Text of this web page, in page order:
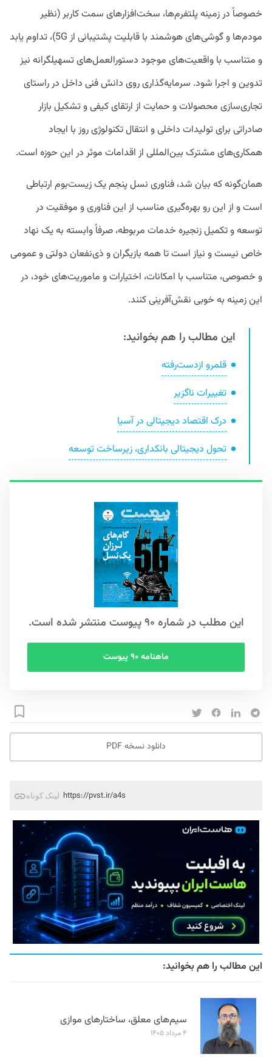
خصوصاً در زمینه پلتفرم‌ها، سخت‌افزارهای سمت کاربر (نظیر
مودم‌ها و گوشی‌های هوشمند با قابلیت پشتیبانی از 5G)، تداوم یابد
و متناسب با واقعیت‌های موجود دستورالعمل‌های تسهیلگرانه نیز
تدوین و اجرا شود. سرمایه‌گذاری روی دانش فنی داخل در راستای
تجاری‌سازی محصولات و حمایت از ارتقای کیفی و تشکیل بازار
صادراتی برای تولیدات داخلی و انتقال تکنولوژی روز با ایجاد
همکاری‌های مشترک بین‌المللی از اقدامات موثر در این حوزه است.
همان‌گونه که بیان شد، فناوری نسل پنجم یک زیست‌بوم ارتباطی
است و از این رو بهره‌گیری مناسب از این فناوری و موفقیت در
توسعه و تکمیل زنجیره خدمات مربوطه، صرفاً وابسته به یک نهاد
خاص نیست و نیاز است تا همه بازیگران و ذی‌نفعان دولتی و عمومی
و خصوصی، متناسب با امکانات، اختیارات و ماموریت‌های خود، در
این زمینه به خوبی نقش‌آفرینی کنند.
این مطالب را هم بخوانید:
قلمرو ازدست‌رفته
تغییرات ناگزیر
درک اقتصاد دیجیتالی در آسیا
تحول دیجیتالی بانکداری، زیرساخت توسعه
این مطلب در شماره ۹۰ پیوست منتشر شده است.
ماهنامه ۹۰ پیوست
دانلود نسخه PDF
لینک کوتاه https://pvst.ir/a4s
این مطالب را هم بخوانید:
سیم‌های معلق، ساختارهای موازی
۴ مرداد ۱۴۰۵